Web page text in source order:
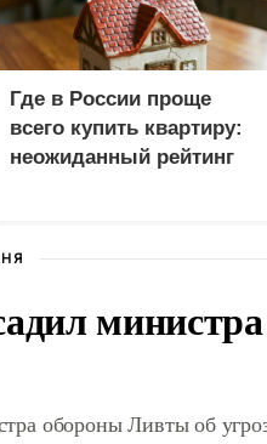
Где в России проще
всего купить квартиру:
неожиданный рейтинг
обороны Ливты об